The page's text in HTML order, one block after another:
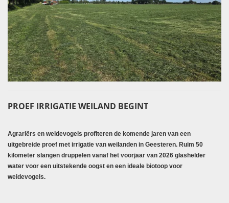
PROEF IRRIGATIE WEILAND BEGINT
Agrariërs en weidevogels profiteren de komende jaren van een
uitgebreide proef met irrigatie van weilanden in Geesteren. Ruim 50
kilometer slangen druppelen vanaf het voorjaar van 2026 glashelder
water voor een uitstekende oogst en een ideale biotoop voor
weidevogels.